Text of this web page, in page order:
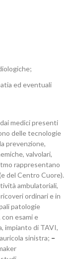
ed eventuali
medici presenti
delle tecnologie
prevenzione,
valvolari,
rappresentano
del Centro Cuore).
ambulatoriali,
ordinari e in
patologie
con esami e
impianto di TAVI,
sinistra; –